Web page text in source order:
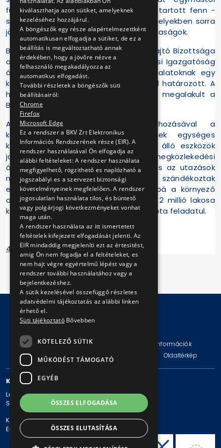
független igazgatást, adminisztrációt tartott fenn -
szemben a külföldi nagyvárosokkal, amelyekben sorra
jöttek létre az integrált közlekedési társaságok.
Budapest Főváros Tanácsának Végrehajtó Bizottsága
az 1967. július 5-ei ülésén a Közlekedési Igazgatóság
átszervezéséről és a közlekedési vállalatoknak egy
közös társaságba való összevonásáról határozott. A
határozat alapján 1968. január 1-jével megalakult a
Budapesti Közlekedési Vállalat (BKV).
A centralizált nagyvállalat létrehozásával a
közlekedési üzemek és szervezetek egységes
központi irányítását, a rendelkezésre álló eszközök
jobb kihasználását, a különböző tömegközlekedési
ágazatok összehangolt fejlesztését és az utazások
magasabb színvonalú kielégítését szándékoztak
elérni. Az új vállalat Budapest, továbbá a környező
agglomerációs települések több mint 2 millió lakosa
közösségi közlekedésének ellátását kapta feladatul.
40 éves a BKV - kiadvány
Impresszum Jogi nyilatkozat
Technikai információk
Adatvédelmi politika és tájékoztatások
Oldaltérkép
KAPCSOLAT
Levelezési cím: 1980 Budapest, Pf. 11.
Székhely: 1980 Budapest, Akácfa u. 15.
Központi telefonszám: + 36 1 461-65-00
E-mail cím: bkv@bkv.hu
kiválaszthatja azon sütiket, amelyeknek
kezeléséhez hozzájárul.
A böngészők egy része alapértelmezettként
automatikusan elfogadja a sütiket, de ez a
beállítás is megváltoztatható annak
érdekében, hogy a jövőre nézve a
felhasználó megakadályozza az
automatikus elfogadást.
További részletek a böngészők süti
beállításairól:
Chrome
Firefox
Microsoft Edge
Ez a rendszer a BKV Zrt Elektronikus
Információs Rendszerének része (EIR). A
rendszer használatával Ön elfogadja az
alábbi feltételeket: A rendszer használata
megfigyelhető, rögzithető es naplózható a
jogszabályi es a szervezet biztonsági
követelményeinek megfelelően. A rendszer
jogosulatlan használata tilos, és büntető
vagy polgárjogi következményeket vonhat
maga után.
A rendszer használata az itt ismertetett
feltételek kifejezett elfogadását jelenti. Az
EIR mindaddig megjeleníti ezt az értesitést,
amig Ön nem fogadja el a feltételeket, es
nem hajt végre egyértelmű lépést vagy a
rendszer további használatához vagy a
bejelentkezéshez.
A sütik kezelésével összefüggő részletes
adatvédelmi tájékoztatás az alábbi linken
érhető el.
Süti tájékoztató Bővebben
KÖTELEZŐ SÜTIK
MŰKÖDÉST TÁMOGATÓ
EGYÉB
ÖSSZES ELFOGADÁSA
ÖSSZES ELUTASÍTÁSA